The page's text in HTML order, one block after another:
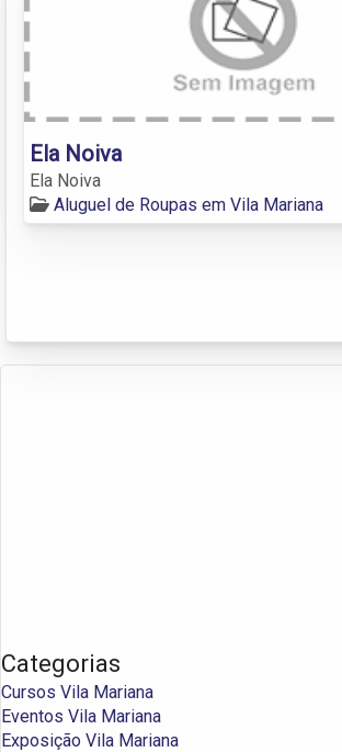
Ela Noiva
Ela Noiva
Aluguel de Roupas em Vila Mariana
Categorias
Cursos Vila Mariana
Eventos Vila Mariana
Exposição Vila Mariana